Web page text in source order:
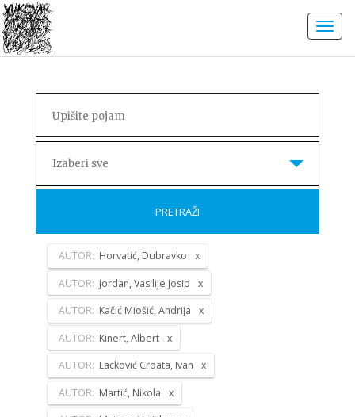
Izaberi sve
PRETRAŽI
AUTOR: Horvatić, Dubravko
AUTOR: Jordan, Vasilije Josip
AUTOR: Kačić Miošić, Andrija
AUTOR: Kinert, Albert
AUTOR: Lacković Croata, Ivan
AUTOR: Martić, Nikola